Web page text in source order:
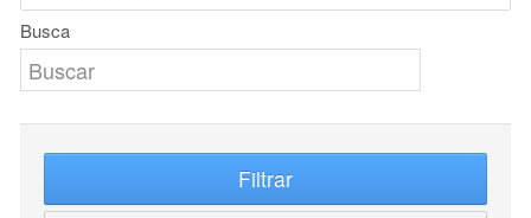
Busca
Filtrar